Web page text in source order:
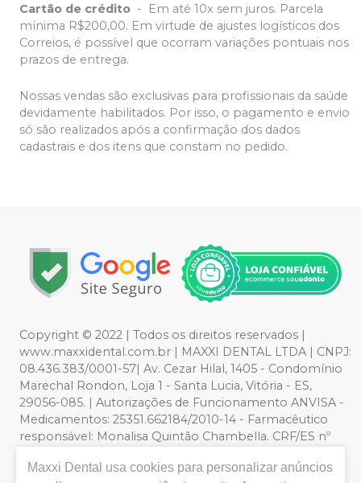
Cartão de crédito -
Em até 10x sem juros. Parcela
mínima R$200,00. Em virtude de ajustes logísticos dos
Correios, é possível que ocorram variações pontuais nos
prazos de entrega.
Nossas vendas são exclusivas para profissionais da saúde
devidamente habilitados. Por isso, o pagamento e envio
só são realizados após a confirmação dos dados
cadastrais e dos itens que constam no pedido.
Copyright © 2022 | Todos os direitos reservados |
www.maxxidental.com.br | MAXXI DENTAL LTDA | CNPJ:
08.436.383/0001-57| Av. Cezar Hilal, 1405 - Condomínio
Marechal Rondon, Loja 1 - Santa Lucia, Vitória - ES,
29056-085. | Autorizações de Funcionamento ANVISA -
Medicamentos: 25351.662184/2010-14 - Farmacêutico
responsável: Monalisa Quintão Chambella. CRF/ES nº
meramente ilustrativas - Os preços e condições da loja
Maxxi Dental usa cookies para personalizar anúncios